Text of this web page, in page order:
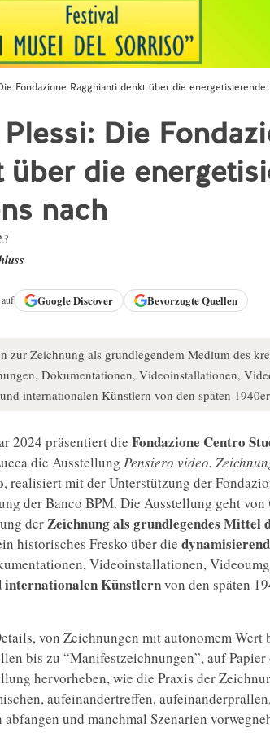
Fondazione Ragghianti denkt über die
Die
über die
nach
GoogleDiscover Bevorzugte Quellen
zur Zeichnung als grundlegendem Medium des
Dokumentationen, Videoinstallationen,
internationalen Künstlern von den späten
2024 präsentiert die Fondazione Centro
die Ausstellung Pensiero video.
, realisiert mit der Unterstützung der
der Banco BPM. Die Ausstellung geht von
derZeichnung als grundlegendes Mittel
historisches Fresko über die
Videoinstallationen,
internationalen Künstlernvon den späten
von Zeichnungen mit autonomem Wert
bis zu “Manifestzeichnungen”, auf Papier
hervorheben, wie die Praxis der
aufeinandertreffen,
und manchmal Szenarien